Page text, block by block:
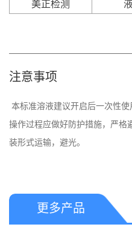
美正检测
注意事项
操作过程应做好防护措施，严格
更多产品